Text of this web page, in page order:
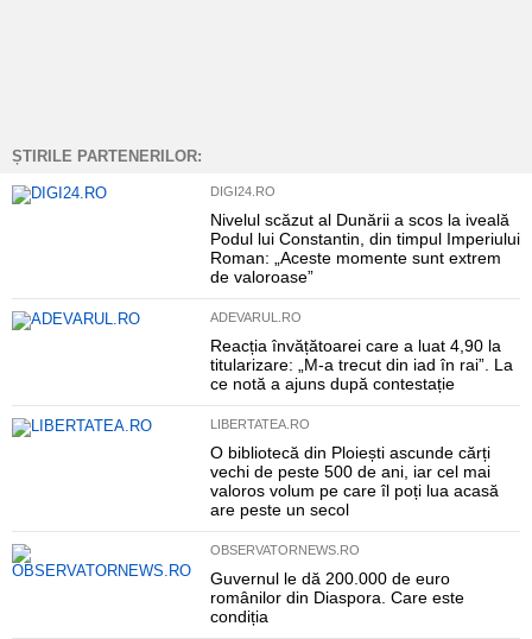
ȘTIRILE PARTENERILOR:
DIGI24.RO
Nivelul scăzut al Dunării a scos la iveală
Podul lui Constantin, din timpul Imperiului
Roman: „Aceste momente sunt extrem
de valoroase”
ADEVARUL.RO
Reacția învățătoarei care a luat 4,90 la
titularizare: „M-a trecut din iad în rai”. La
ce notă a ajuns după contestație
LIBERTATEA.RO
O bibliotecă din Ploiești ascunde cărți
vechi de peste 500 de ani, iar cel mai
valoros volum pe care îl poți lua acasă
are peste un secol
OBSERVATORNEWS.RO
Guvernul le dă 200.000 de euro
românilor din Diaspora. Care este
condiția